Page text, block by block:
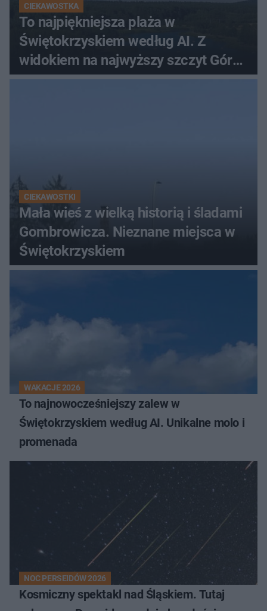
CIEKAWOSTKA
To najpiękniejsza plaża w
Świętokrzyskiem według AI. Z
widokiem na najwyższy szczyt Gór
Świętokrzyskich
CIEKAWOSTKI
Mała wieś z wielką historią i śladami
Gombrowicza. Nieznane miejsca w
Świętokrzyskiem
WAKACJE 2026
To najnowocześniejszy zalew w
Świętokrzyskiem według AI. Unikalne molo i
promenada
NOC PERSEIDÓW 2026
Kosmiczny spektakl nad Śląskiem. Tutaj